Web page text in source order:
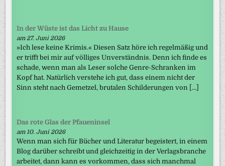
In der Wüste ist das Licht zu Hause
am 27. Juni 2026
»Ich lese keine Krimis.« Diesen Satz höre ich regelmäßig und
er trifft bei mir auf völliges Unverständnis. Denn ich finde es
schade, wenn man als Leser solche Genre-Schranken im
Kopf hat. Natürlich verstehe ich gut, dass einem nicht der
Sinn steht nach Gemetzel, brutalen Schilderungen von […]
Das rote Glas der Pfaueninsel
am 10. Juni 2026
Wenn man sich für Bücher und Literatur begeistert, in einem
Blog darüber schreibt und gleichzeitig in der Verlagsbranche
arbeitet, dann kann es vorkommen, dass sich manchmal